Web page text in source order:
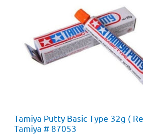
Tamiya Putty Basic Type 32g (
Tamiya # 87053